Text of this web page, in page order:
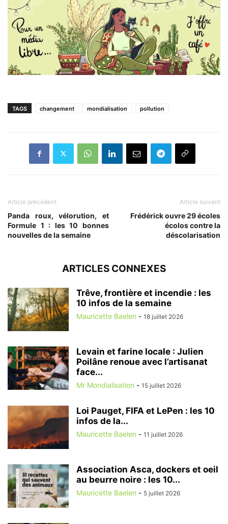
TAGS changement mondialisation pollution
Article précédent
Panda roux, vélorution, et
Formule 1 : les 10 bonnes
nouvelles de la semaine
Article suivant
Frédérick ouvre 29 écoles
écolos contre la
déscolarisation
ARTICLES CONNEXES
Trêve, frontière et incendie : les
10 infos de la semaine
Mauricette Baelen - 18 juillet 2026
Levain et farine locale : Julien
Poilâne renoue avec l’artisanat
face...
Mr Mondialisation - 15 juillet 2026
Loi Pauget, FIFA et LePen : les 10
infos de la...
Mauricette Baelen - 11 juillet 2026
Association Asca, dockers et oeil
au beurre noire : les 10...
Mauricette Baelen - 5 juillet 2026